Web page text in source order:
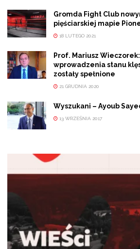
Gromda Fight Club
pięściarskiej mapie
18 LUTEGO 2021
Prof. Mariusz
wprowadzenia stanu
zostały spełnione
21 GRUDNIA 2020
Wyszukani – Ayoub
13 WRZEŚNIA 2017